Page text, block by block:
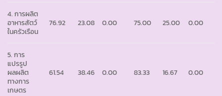
4. การผลิต
อาหารสัตว์
ในครัวเรือน
76.92 23.08 0.00 75.00 25.00 0.00
5. การ
แปรรูป
ผลผลิต
ทางการ
เกษตร
61.54 38.46 0.00 83.33 16.67 0.00